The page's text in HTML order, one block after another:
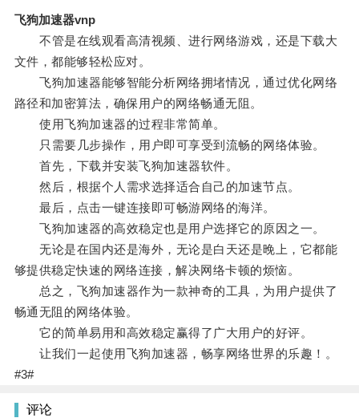
飞狗加速器vnp
不管是在线观看高清视频、进行网络游戏，还是下载大
文件，都能够轻松应对。
飞狗加速器能够智能分析网络拥堵情况，通过优化网络
路径和加密算法，确保用户的网络畅通无阻。
使用飞狗加速器的过程非常简单。
只需要几步操作，用户即可享受到流畅的网络体验。
首先，下载并安装飞狗加速器软件。
然后，根据个人需求选择适合自己的加速节点。
最后，点击一键连接即可畅游网络的海洋。
飞狗加速器的高效稳定也是用户选择它的原因之一。
无论是在国内还是海外，无论是白天还是晚上，它都能
够提供稳定快速的网络连接，解决网络卡顿的烦恼。
总之，飞狗加速器作为一款神奇的工具，为用户提供了
畅通无阻的网络体验。
它的简单易用和高效稳定赢得了广大用户的好评。
让我们一起使用飞狗加速器，畅享网络世界的乐趣！。
#3#
评论